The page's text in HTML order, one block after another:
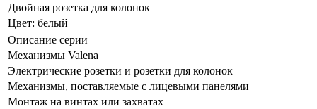
Двойная розетка для колонок
Цвет: белый
Описание серии
Механизмы Valena
Электрические розетки и розетки для колонок
Механизмы, поставляемые с лицевыми панелями
Монтаж на винтах или захватах